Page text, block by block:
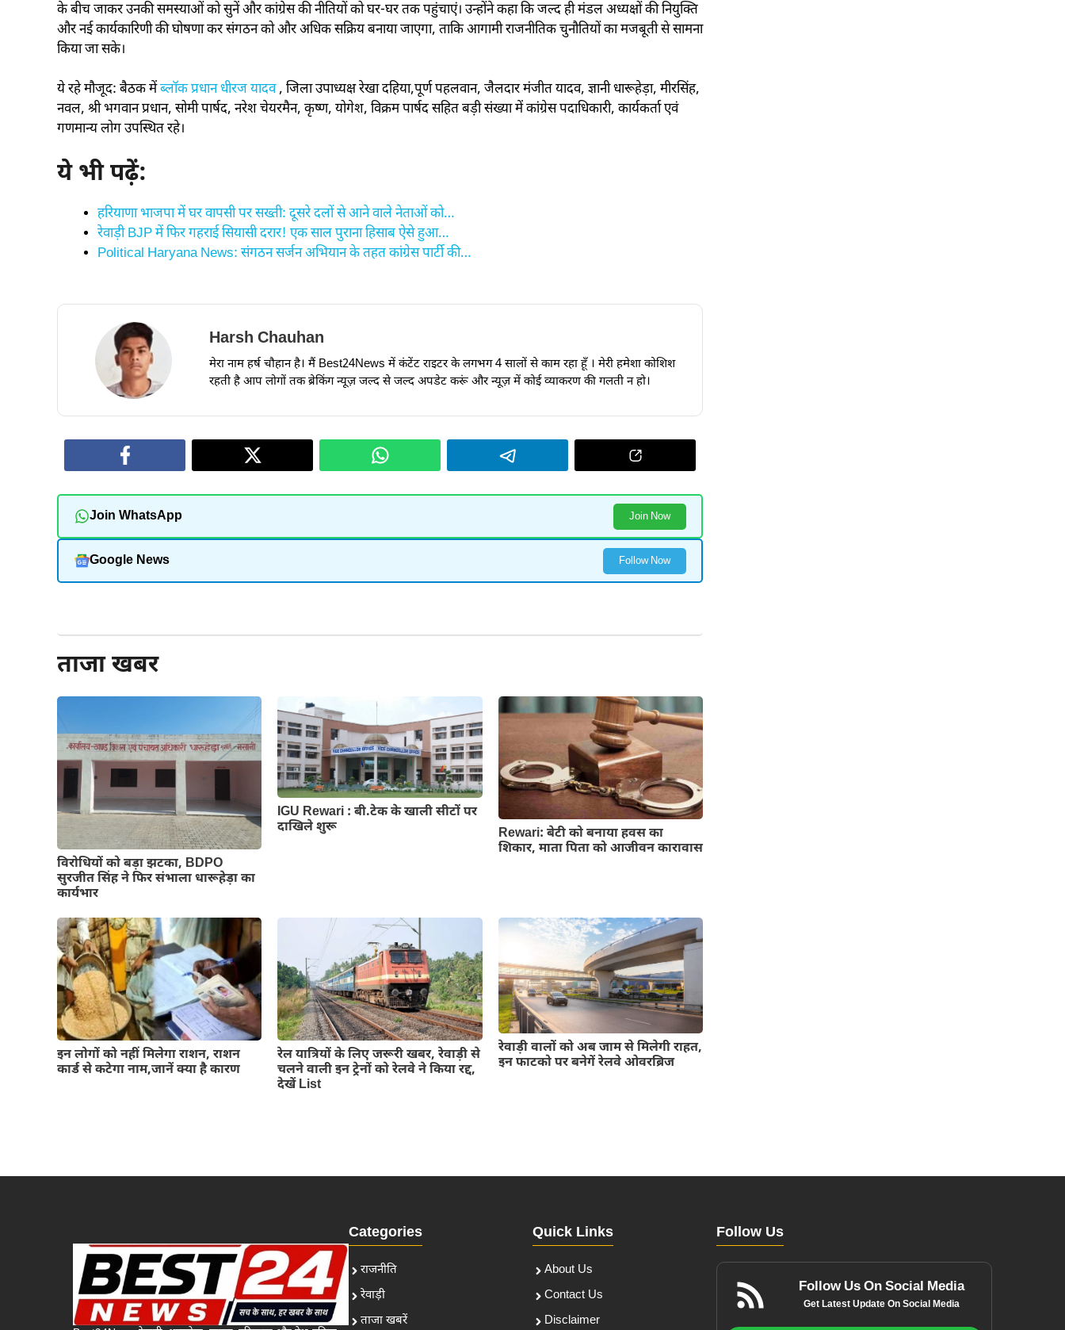
के बीच जाकर उनकी समस्याओं को सुनें और कांग्रेस की नीतियों को घर-घर तक पहुंचाएं। उन्होंने कहा कि जल्द ही मंडल अध्यक्षों की नियुक्ति
और नई कार्यकारिणी की घोषणा कर संगठन को और अधिक सक्रिय बनाया जाएगा, ताकि आगामी राजनीतिक चुनौतियों का मजबूती से सामना
किया जा सके।
ये रहे मौजूद: बैठक मेंब्लॉक प्रधान धीरज यादव, जिला उपाध्यक्ष रेखा दहिया,पूर्ण पहलवान, जैलदार मंजीत यादव, ज्ञानी धारूहेड़ा, मीरसिंह,
नवल, श्री भगवान प्रधान, सोमी पार्षद, नरेश चेयरमैन, कृष्ण, योगेश, विक्रम पार्षद सहित बड़ी संख्या में कांग्रेस पदाधिकारी, कार्यकर्ता एवं
गणमान्य लोग उपस्थित रहे।
ये भी पढ़ें:
हरियाणा भाजपा में घर वापसी पर सख्ती: दूसरे दलों से आने वाले नेताओं को…
रेवाड़ी BJP में फिर गहराई सियासी दरार! एक साल पुराना हिसाब ऐसे हुआ…
Political Haryana News: संगठन सर्जन अभियान के तहत कांग्रेस पार्टी की…
Harsh Chauhan
मेरा नाम हर्ष चौहान है। मैं Best24News में कंटेंट राइटर के लगभग 4 सालों से काम रहा हूँ । मेरी हमेशा कोशिश
रहती है आप लोगों तक ब्रेकिंग न्यूज़ जल्द से जल्द अपडेट करूं और न्यूज़ में कोई व्याकरण की गलती न हो।
Join WhatsApp Join Now
Google News Follow Now
ताजा खबर
विरोधियों को बड़ा झटका, BDPO
सुरजीत सिंह ने फिर संभाला धारूहेड़ा का
कार्यभार
IGU Rewari : बी.टेक के खाली सीटों पर
दाखिले शुरू
Rewari: बेटी को बनाया हवस का
शिकार, माता पिता को आजीवन कारावास
इन लोगों को नहीं मिलेगा राशन, राशन
कार्ड से कटेगा नाम,जानें क्या है कारण
रेल यात्रियों के लिए जरूरी खबर, रेवाड़ी से
चलने वाली इन ट्रेनों को रेलवे ने किया रद्द,
देखें List
रेवाड़ी वालों को अब जाम से मिलेगी राहत,
इन फाटको पर बनेगें रेलवे ओवरब्रिज
Categories
राजनीति
रेवाड़ी
ताजा खबरें
Quick Links
About Us
Contact Us
Disclaimer
Follow Us
Follow Us On Social Media
Get Latest Update On Social Media